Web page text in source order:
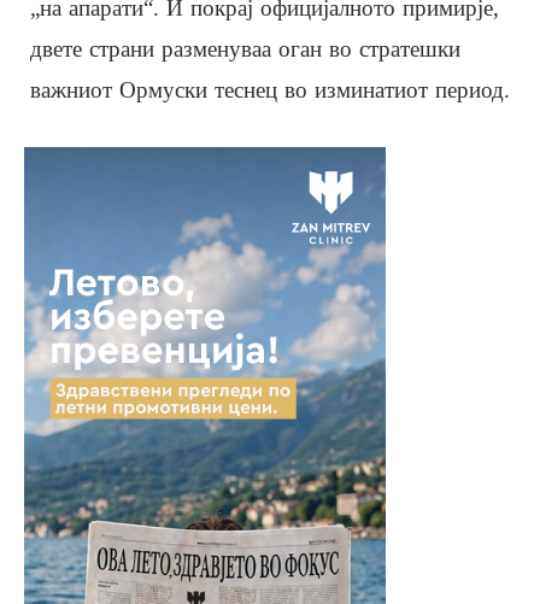
„на апарати“. И покрај официјалното примирје,
двете страни разменуваа оган во стратешки
важниот Ормуски теснец во изминатиот период.